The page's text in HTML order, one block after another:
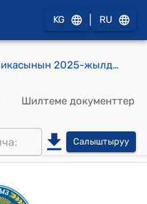
KG RU
Кыргыз Республикасынын 2025-жылдын 28-октябрындагы № 237 "Керектөөчү кредит жөнүндө" Мыйзамы
Шилтеме документтер
Салыштыруу